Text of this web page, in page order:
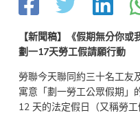
【新聞稿】 《假期無分你或
劃一17天勞工假請願行動
勞聯今天聯同約三十名工友
寓意「劃一勞工公眾假期」
12 天的法定假日（又稱勞